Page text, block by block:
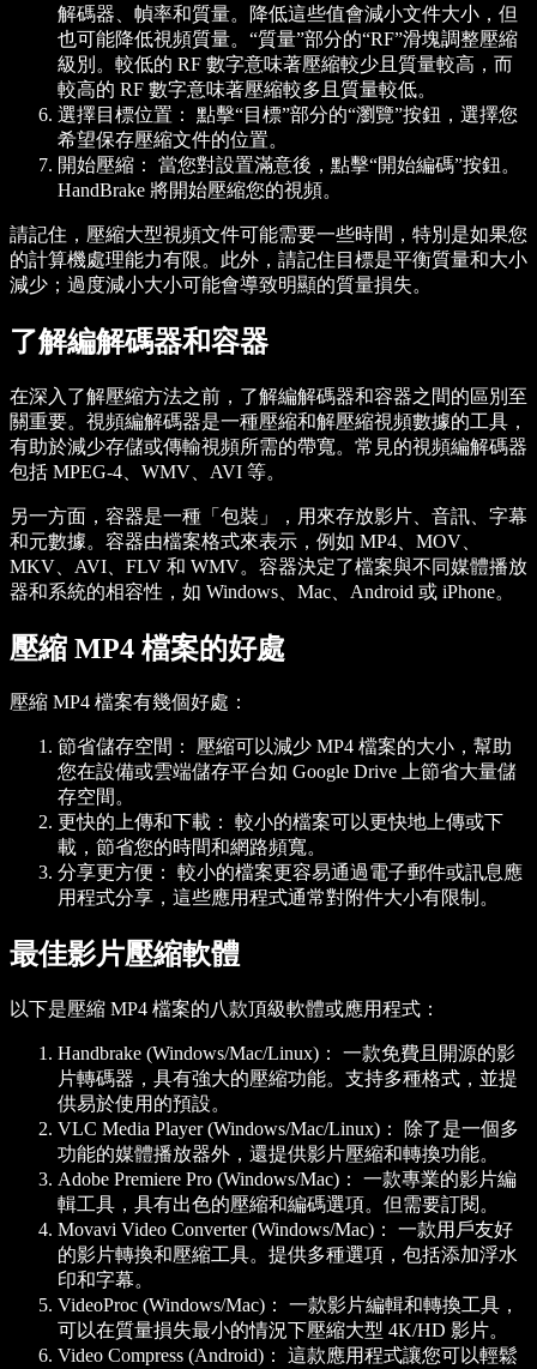
解碼器、幀率和質量。降低這些值會減小文件大小，但
也可能降低視頻質量。“質量”部分的“RF”滑塊調整壓縮
級別。較低的 RF 數字意味著壓縮較少且質量較高，而
較高的 RF 數字意味著壓縮較多且質量較低。
選擇目標位置：
點擊“目標”部分的“瀏覽”按鈕，選擇您
希望保存壓縮文件的位置。
開始壓縮：
當您對設置滿意後，點擊“開始編碼”按鈕。
HandBrake 將開始壓縮您的視頻。
請記住，壓縮大型視頻文件可能需要一些時間，特別是如果您
的計算機處理能力有限。此外，請記住目標是平衡質量和大小
減少；過度減小大小可能會導致明顯的質量損失。
了解編解碼器和容器
在深入了解壓縮方法之前，了解編解碼器和容器之間的區別至
關重要。視頻編解碼器是一種壓縮和解壓縮視頻數據的工具，
有助於減少存儲或傳輸視頻所需的帶寬。常見的視頻編解碼器
包括 MPEG-4、WMV、AVI 等。
另一方面，容器是一種「包裝」，用來存放影片、音訊、字幕
和元數據。容器由檔案格式來表示，例如 MP4、MOV、
MKV、AVI、FLV 和 WMV。容器決定了檔案與不同媒體播放
器和系統的相容性，如 Windows、Mac、Android 或 iPhone。
壓縮 MP4 檔案的好處
壓縮 MP4 檔案有幾個好處：
節省儲存空間：
壓縮可以減少 MP4 檔案的大小，幫助
您在設備或雲端儲存平台如 Google Drive 上節省大量儲
存空間。
更快的上傳和下載：
較小的檔案可以更快地上傳或下
載，節省您的時間和網路頻寬。
分享更方便：
較小的檔案更容易通過電子郵件或訊息應
用程式分享，這些應用程式通常對附件大小有限制。
最佳影片壓縮軟體
以下是壓縮 MP4 檔案的八款頂級軟體或應用程式：
Handbrake (Windows/Mac/Linux)：
一款免費且開源的影
片轉碼器，具有強大的壓縮功能。支持多種格式，並提
供易於使用的預設。
VLC Media Player (Windows/Mac/Linux)：
除了是一個多
功能的媒體播放器外，還提供影片壓縮和轉換功能。
Adobe Premiere Pro (Windows/Mac)：
一款專業的影片編
輯工具，具有出色的壓縮和編碼選項。但需要訂閱。
Movavi Video Converter (Windows/Mac)：
一款用戶友好
的影片轉換和壓縮工具。提供多種選項，包括添加浮水
印和字幕。
VideoProc (Windows/Mac)：
一款影片編輯和轉換工具，
可以在質量損失最小的情況下壓縮大型 4K/HD 影片。
Video Compress (Android)：
這款應用程式讓您可以輕鬆